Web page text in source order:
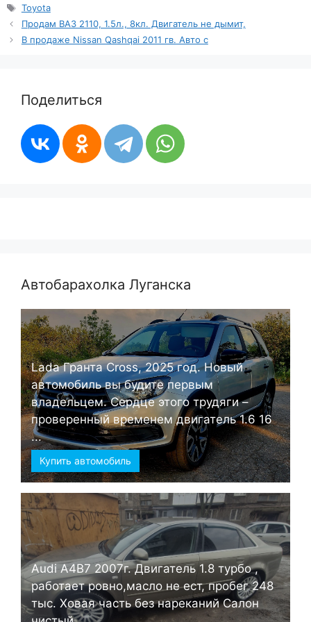
Метки
Toyota
Продам ВАЗ 2110, 1.5л., 8кл. Двигатель не дымит,
В продаже Nissan Qashqai 2011 гв. Авто с
Поделиться
Автобарахолка Луганска
Lada Гранта Cross, 2025 год. Новый
автомобиль вы будите первым
владельцем. Сердце этого трудяги –
проверенный временем двигатель 1.6 16
...
Купить автомобиль
Audi А4B7 2007г. Двигатель 1.8 турбо ,
работает ровно,масло не ест, пробег 248
тыс. Ховая часть без нареканий Салон